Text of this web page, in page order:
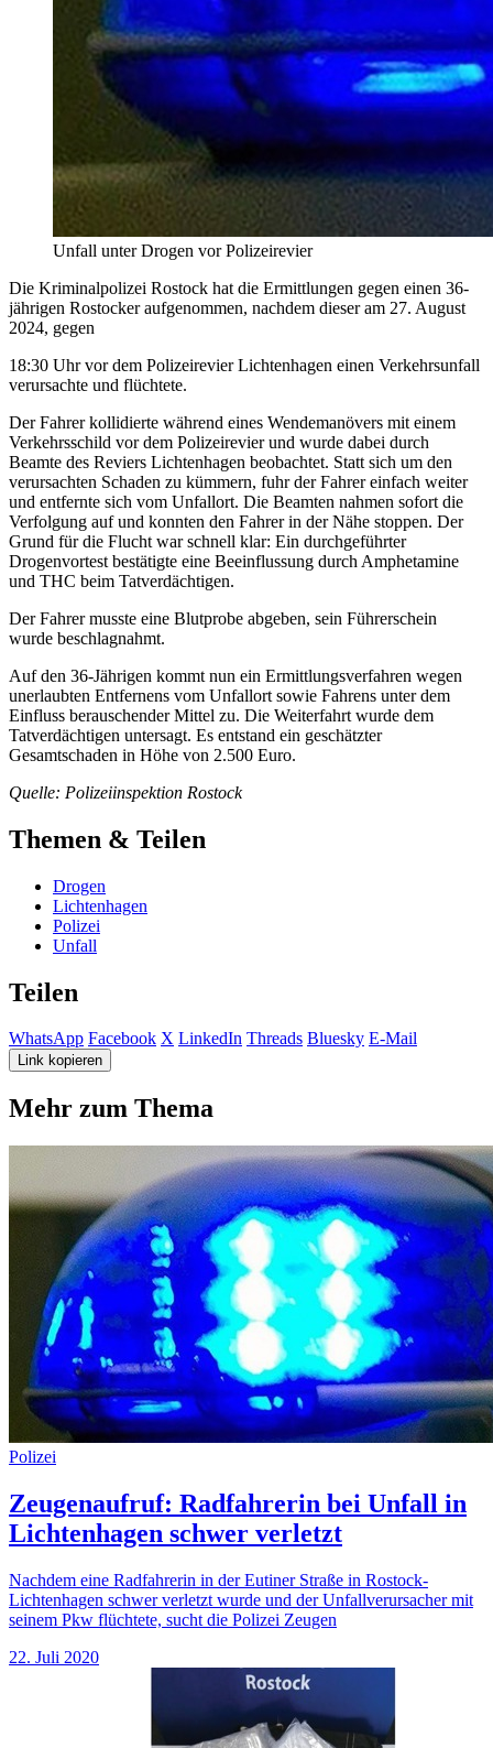
Unfall unter Drogen vor Polizeirevier
Die Kriminalpolizei Rostock hat die Ermittlungen gegen einen 36-
jährigen Rostocker aufgenommen, nachdem dieser am 27. August
2024, gegen
18:30 Uhr vor dem Polizeirevier Lichtenhagen einen Verkehrsunfall
verursachte und flüchtete.
Der Fahrer kollidierte während eines Wendemanövers mit einem
Verkehrsschild vor dem Polizeirevier und wurde dabei durch
Beamte des Reviers Lichtenhagen beobachtet. Statt sich um den
verursachten Schaden zu kümmern, fuhr der Fahrer einfach weiter
und entfernte sich vom Unfallort. Die Beamten nahmen sofort die
Verfolgung auf und konnten den Fahrer in der Nähe stoppen. Der
Grund für die Flucht war schnell klar: Ein durchgeführter
Drogenvortest bestätigte eine Beeinflussung durch Amphetamine
und THC beim Tatverdächtigen.
Der Fahrer musste eine Blutprobe abgeben, sein Führerschein
wurde beschlagnahmt.
Auf den 36-Jährigen kommt nun ein Ermittlungsverfahren wegen
unerlaubten Entfernens vom Unfallort sowie Fahrens unter dem
Einfluss berauschender Mittel zu. Die Weiterfahrt wurde dem
Tatverdächtigen untersagt. Es entstand ein geschätzter
Gesamtschaden in Höhe von 2.500 Euro.
Quelle: Polizeiinspektion Rostock
Themen & Teilen
Drogen
Lichtenhagen
Polizei
Unfall
Teilen
WhatsApp Facebook X LinkedIn Threads Bluesky E-Mail
Link kopieren
Mehr zum Thema
Polizei
Zeugenaufruf: Radfahrerin bei Unfall in
Lichtenhagen schwer verletzt
Nachdem eine Radfahrerin in der Eutiner Straße in Rostock-
Lichtenhagen schwer verletzt wurde und der Unfallverursacher mit
seinem Pkw flüchtete, sucht die Polizei Zeugen
22. Juli 2020